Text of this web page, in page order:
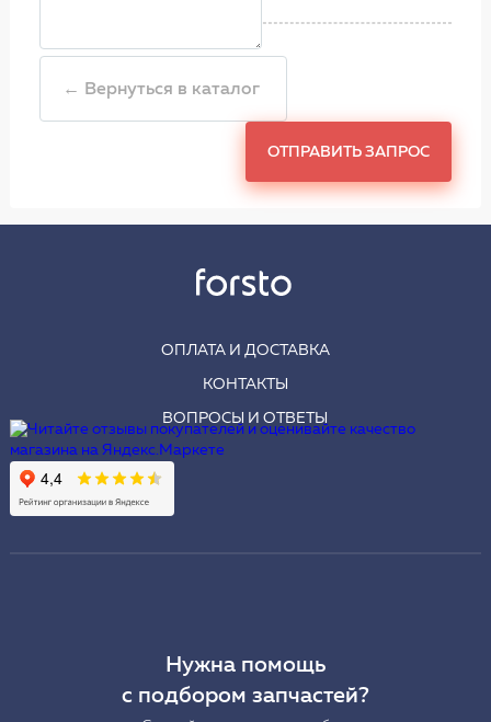
← Вернуться в каталог
ОТПРАВИТЬ ЗАПРОС
ОПЛАТА И ДОСТАВКА
КОНТАКТЫ
ВОПРОСЫ И ОТВЕТЫ
Нужна помощь
с подбором запчастей?